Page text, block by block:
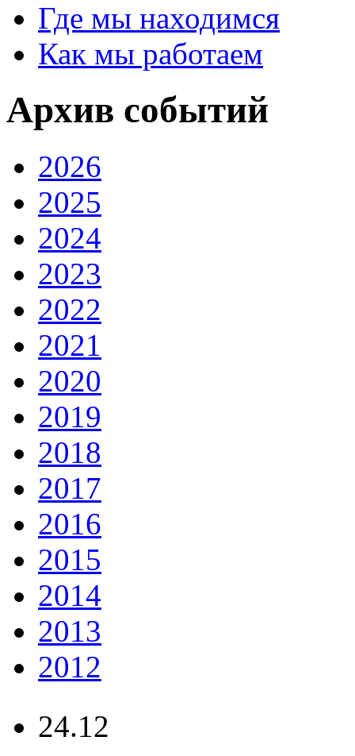
Где мы находимся
Как мы работаем
Архив событий
2026
2025
2024
2023
2022
2021
2020
2019
2018
2017
2016
2015
2014
2013
2012
24.12